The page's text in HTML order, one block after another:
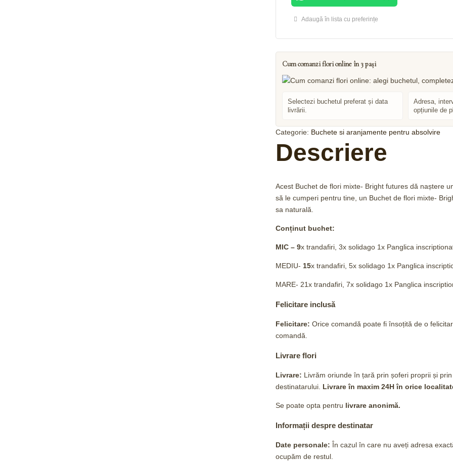
Adaugă în lista cu preferințe
Cum comanzi flori online în 3 pași
Selectezi buchetul preferat și data
livrării.
Adresa,
opțiunile de
Categorie: Buchete si aranjamente pentru absolvire
Descriere
Acest Buchet de flori mixte- Bright futures dă naștere
să le cumperi pentru tine, un Buchet de flori mixte-
sa naturală.
Conținut buchet:
MIC – 9x trandafiri, 3x solidago 1x Panglica
MEDIU- 15x trandafiri, 5x solidago 1x Panglica
MARE- 21x trandafiri, 7x solidago 1x Panglica
Felicitare inclusă
Felicitare: Orice comandă poate fi însoțită de o
comandă.
Livrare flori
Livrare: Livrăm oriunde în țară prin șoferi proprii și
destinatarului. Livrare în maxim 24H în orice
Se poate opta pentru livrare anonimă.
Informații despre destinatar
Date personale: În cazul în care nu aveți adresa
ocupăm de restul.